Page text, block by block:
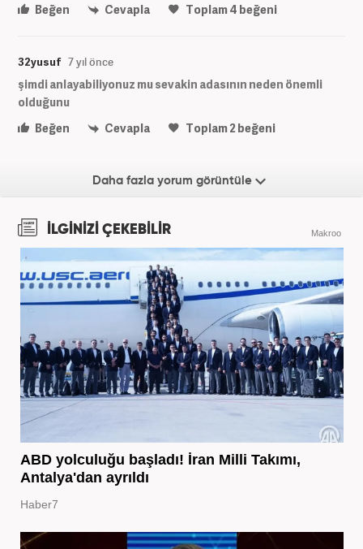
Beğen
Cevapla Toplam4 beğeni
32yusuf 7 yıl önce
şimdi anlayabiliyonuz mu sevakin adasının neden önemli
olduğunu
Beğen
Cevapla Toplam2beğeni
Daha fazla yorum görüntüle
İLGİNİZİ ÇEKEBİLİR Makroo
ABD yolculuğu başladı! İran Milli Takımı,
Antalya'dan ayrıldı
Haber7